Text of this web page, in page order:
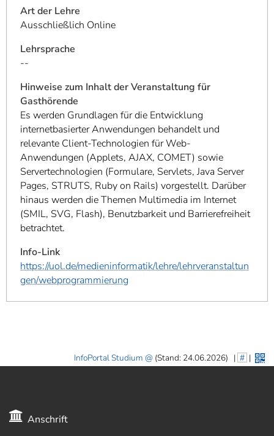
Art der Lehre
Ausschließlich Online
Lehrsprache
--
Hinweise zum Inhalt der Veranstaltung für
Gasthörende
Es werden Grundlagen für die Entwicklung
internetbasierter Anwendungen behandelt und
relevante Client-Technologien für Web-
Anwendungen (Applets, AJAX, COMET) sowie
Servertechnologien (Formulare, Servlets, Java Server
Pages, STRUTS, Ruby on Rails) vorgestellt. Darüber
hinaus werden die Themen Multimedia im Internet
(SMIL, SVG, Flash), Benutzbarkeit und Barrierefreiheit
betrachtet.
Info-Link
https://uol.de/medieninformatik/lehre/lehrveranstaltun
gen/webprogrammierung
InfoPortal Studium (Stand: 24.06.2026) | # |
Anschrift